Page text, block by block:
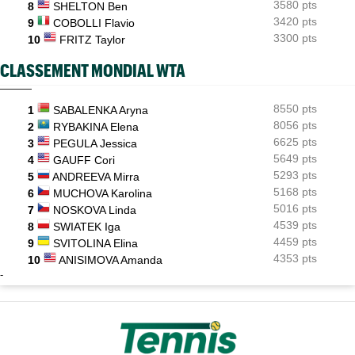
8
SHELTON Ben
3580 pts
9
COBOLLI Flavio
3420 pts
10
FRITZ Taylor 3300 pts
CLASSEMENT MONDIAL WTA
1 SABALENKA Aryna
8550 pts
2
RYBAKINA Elena
8056 pts
3
PEGULA Jessica
6625 pts
4
GAUFF Cori
5649 pts
5
ANDREEVA Mirra
5293 pts
6
MUCHOVA Karolina
5168 pts
7
NOSKOVA Linda
5016 pts
8
SWIATEK Iga
4539 pts
9
SVITOLINA Elina
4459 pts
10
ANISIMOVA Amanda 4353 pts
-